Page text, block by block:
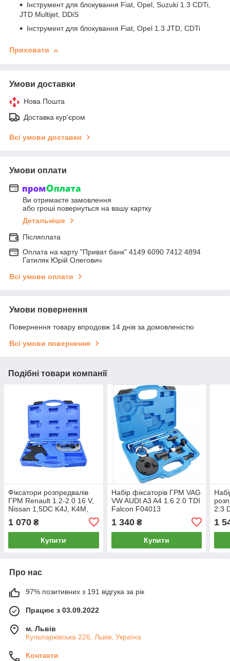
Інструмент для блокування Fiat, Opel, Suzuki 1.3 CDTi,
JTD Multijet, DDiS
Інструмент для блокування Fiat, Opel 1.3 JTD, CDTi
Приховати
Умови доставки
Нова Пошта
Доставка кур'єром
Всі умови доставки
Умови оплати
Ви отримаєте замовлення
або гроші повернуться на вашу картку
Детальніше
Післяплата
Оплата на карту "Приват банк" 4149 6090 7412 4894
Гатиляк Юрій Олегович
Всі умови оплати
Умови повернення
Повернення товару впродовж 14 днів за домовленістю
Всі умови повернення
Подібні товари компанії
Фіксатори розпредвалів
ГРМ Renault 1.2-2.0 16 V,
Nissan 1,5DC K4J, K4M,
1 070 ₴
Купити
Набір фіксаторів ГРМ VAG
VW AUDI A3 A4 1.6 2.0 TDI
Falcon F04013
1 340₴
Купити
2.3
1
Про нас
97% позитивних з 191 відгука за рік
Працює з 03.09.2022
м. Львів
Кульпарківська 226, Львів, Україна
Контакти